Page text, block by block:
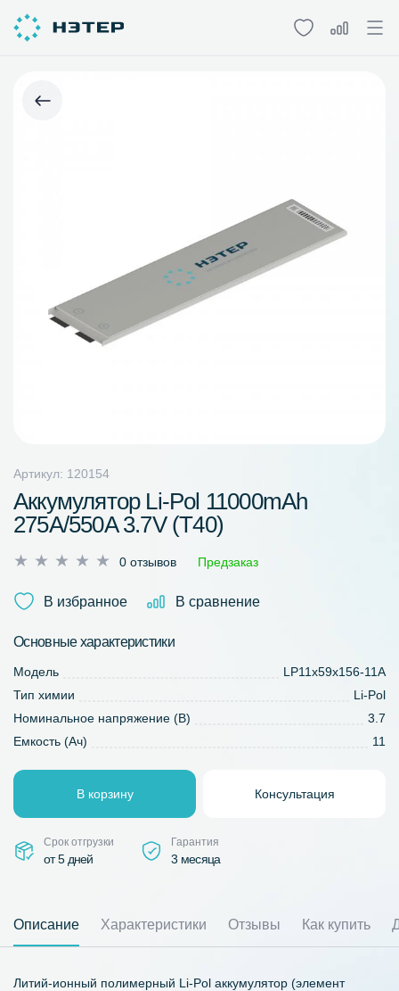
Артикул: 120154
Аккумулятор Li-Pol 11000mAh
275A/550A 3.7V (T40)
Оценка
из
0 отзывов Предзаказ
В избранное В сравнение
Основные характеристики
Модель
LP11x59x156-11A
Тип химии
Li-Pol
Номинальное напряжение (В)
3.7
Емкость (Ач)
11
В корзину Консультация
Срок отгрузки
от 5 дней
Гарантия
3 месяца
Описание Характеристики Отзывы Как купить
Литий-ионный полимерный Li-Pol аккумулятор (элемент